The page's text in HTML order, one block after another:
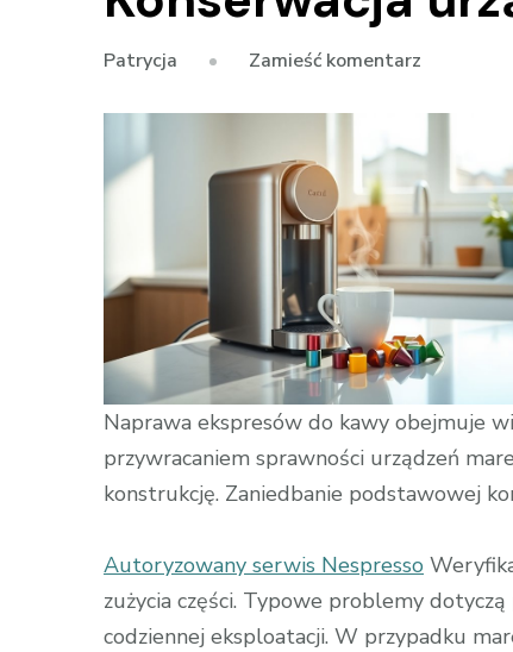
Patrycja Zamieść komentarz
urządzeń
Naprawa ekspresów do kawy obejmuje
przywracaniem sprawności urządzeń
konstrukcję. Zaniedbanie podstawowej
Autoryzowany serwis Nespresso
zużycia części. Typowe problemy
codziennej eksploatacji. W przypadku